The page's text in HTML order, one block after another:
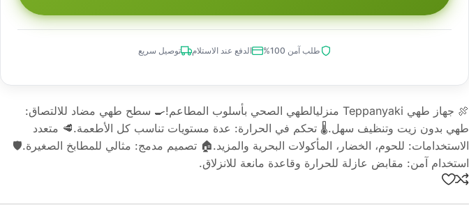
طلب آمن 100% الدفع عند الاستلام توصيل سريع
🍖 جهاز طهي Teppanyaki منزليالطهي الصحي بأسلوب المطاعم!🍳 سطح طهي مضاد للالتصاق:
طهي بدون زيت وتنظيف سهل.🌡 تحكم في الحرارة: عدة مستويات تناسب كل الأطعمة.🥩 متعدد
الاستخدامات: للحوم، الخضار، المأكولات البحرية والمزيد.🏠 تصميم مدمج: مثالي للمطابخ الصغيرة.🛡
استخدام آمن: مقابض عازلة للحرارة وقاعدة مانعة للانزلاق.